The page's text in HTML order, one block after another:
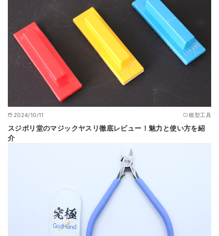
2024/10/11 模型工具
スジボリ堂のマジックヤスリ徹底レビュー！魅力と使い方を紹
介